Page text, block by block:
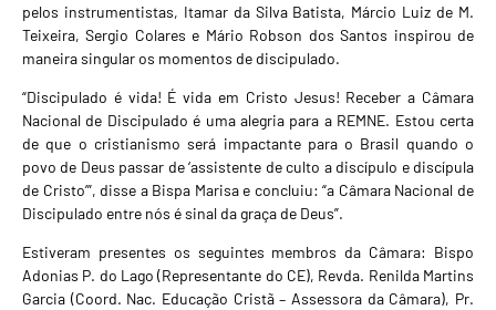
pelos instrumentistas, Itamar da Silva Batista, Márcio Luiz de M.
Teixeira, Sergio Colares e Mário Robson dos Santos inspirou de
maneira singular os momentos de discipulado.
“Discipulado é vida! É vida em Cristo Jesus! Receber a Câmara
Nacional de Discipulado é uma alegria para a REMNE. Estou certa
de que o cristianismo será impactante para o Brasil quando o
povo de Deus passar de ‘assistente de culto a discípulo e discípula
de Cristo’”, disse a Bispa Marisa e concluiu: “a Câmara Nacional de
Discipulado entre nós é sinal da graça de Deus”.
Estiveram presentes os seguintes membros da Câmara: Bispo
Adonias P. do Lago (Representante do CE), Revda. Renilda Martins
Garcia (Coord. Nac. Educação Cristã – Assessora da Câmara), Pr.